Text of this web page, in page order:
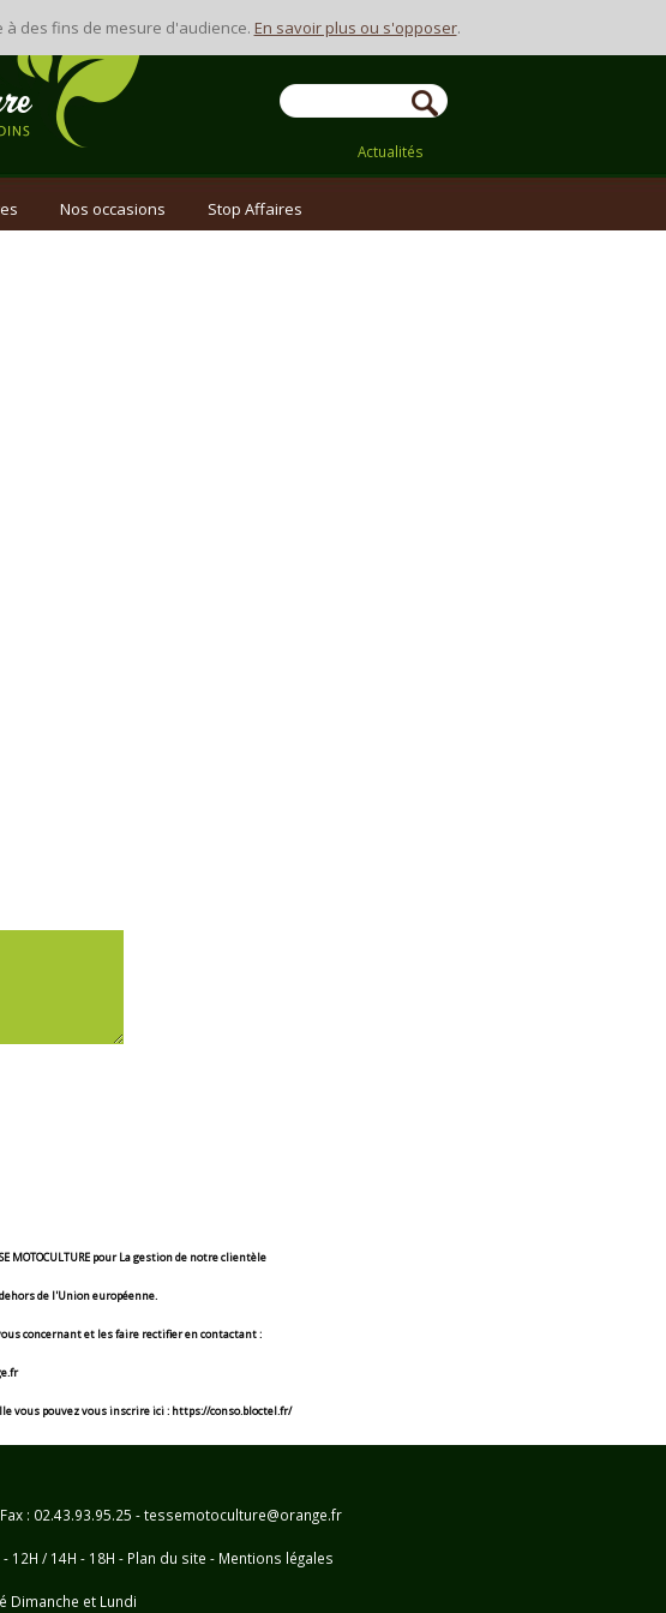
à des fins de mesure d'audience. En savoir plus ou s'opposer.
Contact
Actualités
Nos occasions Stop Affaires
MOTOCULTURE pourLa gestion de notre clientèle
de l'Union européenne.
concernant et les faire rectifier en contactant :
vous pouvez vous inscrire ici : https://conso.bloctel.fr/
: 02.43.93.95.25 - tessemotoculture@orange.fr
12H / 14H - 18H - Plan du site - Mentions légales
Dimanche et Lundi